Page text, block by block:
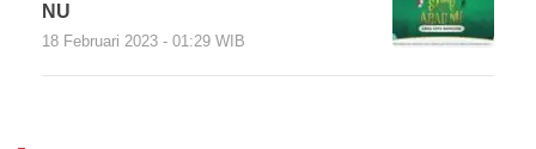
NU
18 Februari 2023 - 01:29 WIB